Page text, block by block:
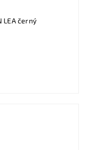
LEA černý